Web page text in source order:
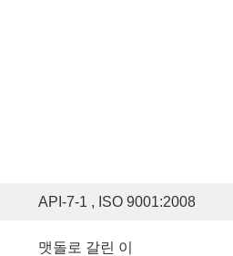
API-7-1 , ISO 9001:2008
맷돌로 갈린 이